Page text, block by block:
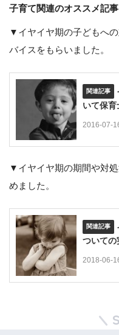
子育て関連のオススメ記事
▼イヤイヤ期の子どもへ
バイスをもらいました。
いて保育
2016-07-
▼イヤイヤ期の期間や対
めました。
ついての
2018-06-